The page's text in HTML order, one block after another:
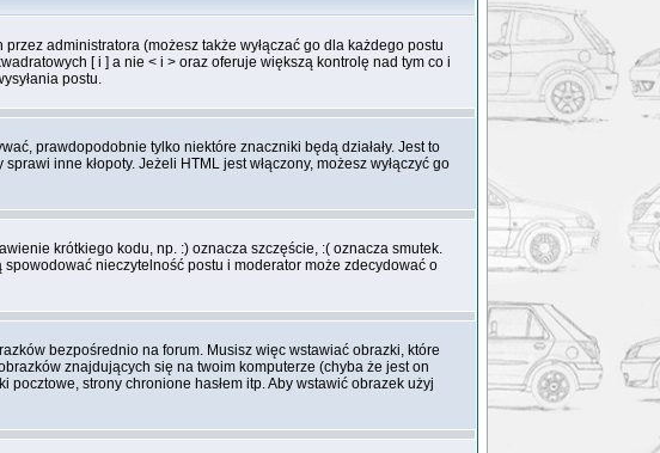
administratora (możesz także wyłączać go dla każdego postu
[ i ] a nie < i > oraz oferuje większą kontrolę nad tym co i
postu.
prawdopodobnie tylko niektóre znaczniki będą działały. Jest to
inne kłopoty. Jeżeli HTML jest włączony, możesz wyłączyć go
krótkiego kodu, np. :) oznacza szczęście, :( oznacza smutek.
nieczytelność postu i moderator może zdecydować o
bezpośrednio na forum. Musisz więc wstawiać obrazki, które
znajdujących się na twoim komputerze (chyba że jest on
strony chronione hasłem itp. Aby wstawić obrazek użyj